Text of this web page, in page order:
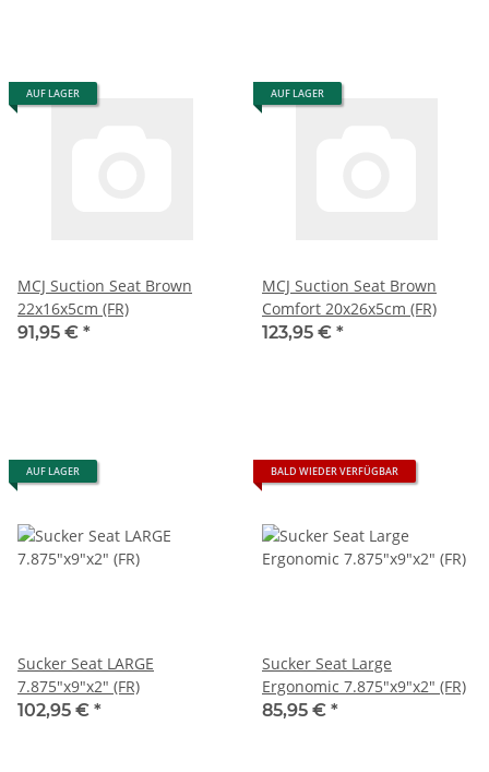
AUF LAGER
MCJ Suction Seat Brown
22x16x5cm (FR)
91,95 € *
AUF LAGER
MCJ Suction Seat Brown
Comfort 20x26x5cm (FR)
123,95 € *
AUF LAGER
Sucker Seat LARGE
7.875"x9"x2" (FR)
102,95 € *
BALD WIEDER VERFÜGBAR
Sucker Seat Large
Ergonomic 7.875"x9"x2" (FR)
85,95 € *